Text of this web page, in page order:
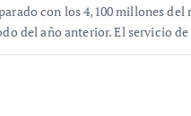
con los 4,100 millones del
del año anterior. El servicio